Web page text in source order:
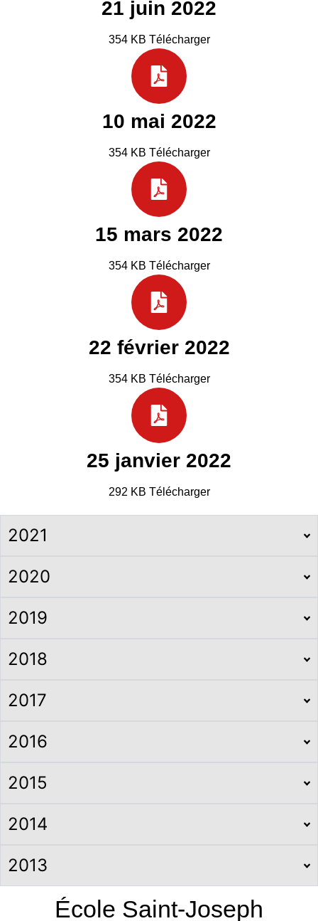
21 juin 2022
354 KB Télécharger
10 mai 2022
354 KB Télécharger
15 mars 2022
354 KB Télécharger
22 février 2022
354 KB Télécharger
25 janvier 2022
292 KB Télécharger
2021
2020
2019
2018
2017
2016
2015
2014
2013
École Saint-Joseph